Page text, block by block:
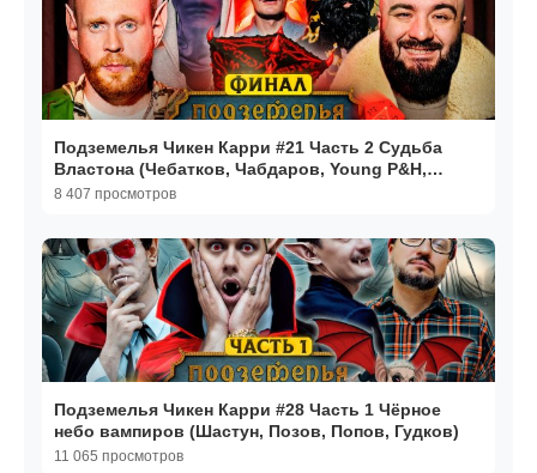
Подземелья Чикен Карри #21 Часть 2 Судьба
Властона (Чебатков, Чабдаров, Young P&H,
Гудков, BRB)
8 407 просмотров
Подземелья Чикен Карри #28 Часть 1 Чёрное
небо вампиров (Шастун, Позов, Попов, Гудков)
11 065 просмотров